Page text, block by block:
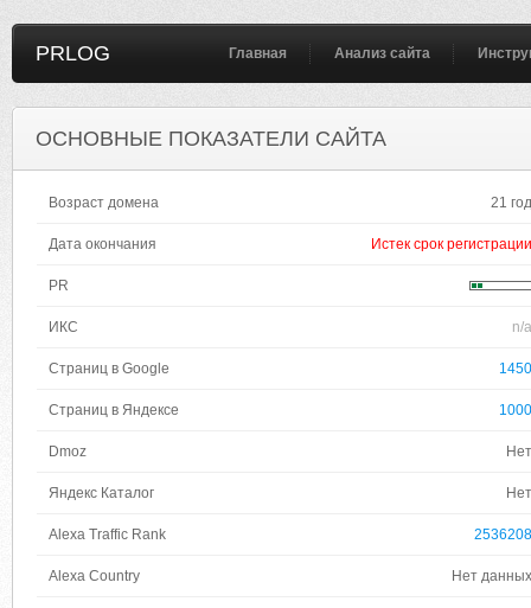
PRLOG Главная Анализ сайта
ОСНОВНЫЕ ПОКАЗАТЕЛИ САЙТА
Возраст домена 21 год
Дата окончания Истек срок регистрации
PR
ИКС n/a
Страниц в Google 1450
Страниц в Яндексе 1000
Dmoz Нет
Яндекс Каталог Нет
Alexa Traffic Rank 2536208
Alexa Country Нет данных